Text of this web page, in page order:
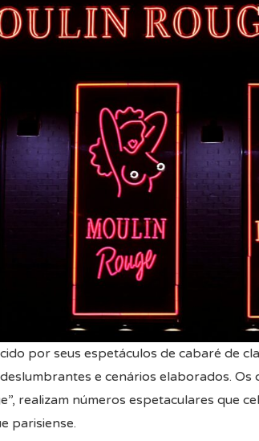
por seus espetáculos de cabaré de
e cenários elaborados. Os
realizam números espetaculares que
parisiense.